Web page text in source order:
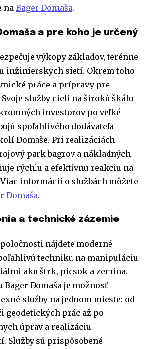
na Bager Domaša.
a pre koho je určený
výkopy základov, terénne
inžinierskych sietí. Okrem toho
práce a prípravy pre
služby cieli na širokú škálu
investorov po veľké
spoľahlivého dodávateľa
Domaše. Pri realizáciách
park bagrov a nákladných
rýchlu a efektívnu reakciu na
informácií o službách môžete
Domaša.
a technické zázemie
nájdete moderné
techniku na manipuláciu
ako štrk, piesok a zemina.
Domaša je možnosť
služby na jednom mieste: od
geodetických prác až po
úprav a realizáciu
Služby sú prispôsobené